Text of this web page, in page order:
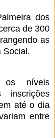
dos
de 300
as
Social.
os níveis
inscrições
até o dia
entre